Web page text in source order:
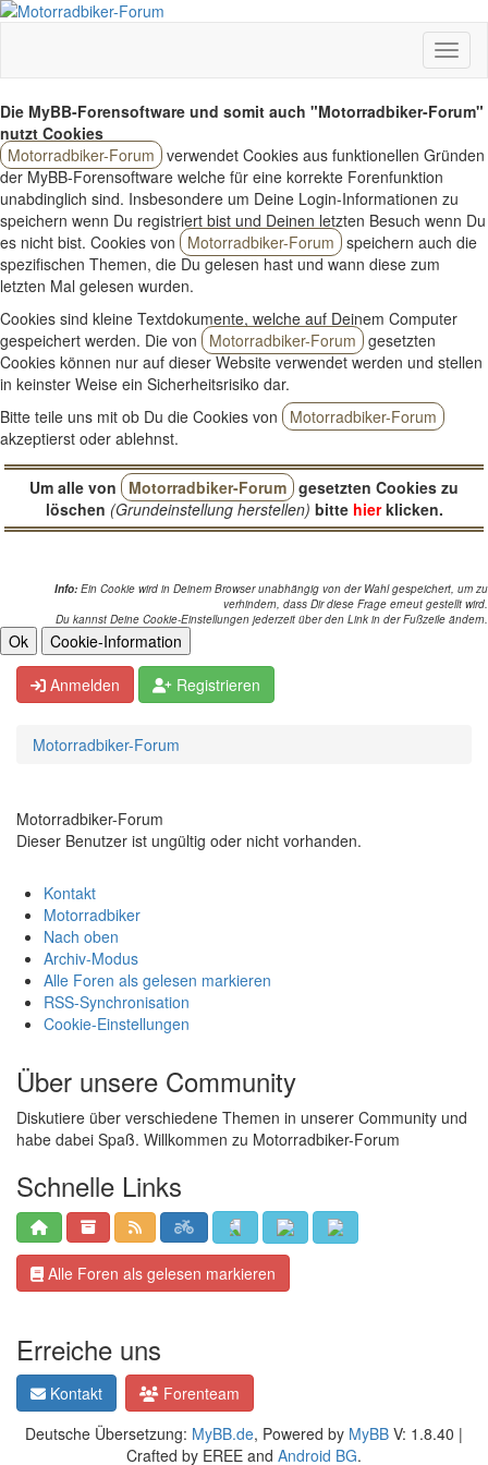
Die MyBB-Forensoftware und somit auch "Motorradbiker-Forum"
nutzt Cookies
Motorradbiker-Forum verwendet Cookies aus funktionellen Gründen
der MyBB-Forensoftware welche für eine korrekte Forenfunktion
unabdinglich sind. Insbesondere um Deine Login-Informationen zu
speichern wenn Du registriert bist und Deinen letzten Besuch wenn Du
es nicht bist. Cookies von
Motorradbiker-Forum speichern auch die
spezifischen Themen, die Du gelesen hast und wann diese zum
letzten Mal gelesen wurden.
Cookies sind kleine Textdokumente, welche auf Deinem Computer
gespeichert werden. Die von
Motorradbiker-Forum gesetzten
Cookies können nur auf dieser Website verwendet werden und stellen
in keinster Weise ein Sicherheitsrisiko dar.
Bitte teile uns mit ob Du die Cookies von
Motorradbiker-Forum
akzeptierst oder ablehnst.
Um alle von Motorradbiker-Forum gesetzten Cookies zu
löschen (Grundeinstellung herstellen) bitte hierklicken.
Info: Ein Cookie wird in Deinem Browser unabhängig von der Wahl gespeichert, um zu
verhindern, dass Dir diese Frage erneut gestellt wird.
Du kannst Deine Cookie-Einstellungen jederzeit über den Link in der Fußzeile ändern.
Anmelden Registrieren
Motorradbiker-Forum
Motorradbiker-Forum
Dieser Benutzer ist ungültig oder nicht vorhanden.
Kontakt
Motorradbiker
Nach oben
Archiv-Modus
Alle Foren als gelesen markieren
RSS-Synchronisation
Cookie-Einstellungen
Über unsere Community
Diskutiere über verschiedene Themen in unserer Community und
habe dabei Spaß. Willkommen zu Motorradbiker-Forum
Schnelle Links
Alle Foren als gelesen markieren
Erreiche uns
Kontakt
Forenteam
Deutsche Übersetzung: MyBB.de, Powered by MyBB V: 1.8.40 |
Crafted by EREE and Android BG.